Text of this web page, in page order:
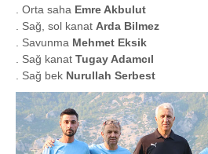
. Orta saha Emre Akbulut
. Sağ, sol kanat Arda Bilmez
. Savunma Mehmet Eksik
. Sağ kanat Tugay Adamcıl
. Sağ bek Nurullah Serbest